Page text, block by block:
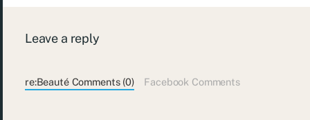
Leave a reply
re:Beauté Comments (0) Facebook Comments